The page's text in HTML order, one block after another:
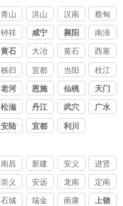
青山 洪山 汉南 蔡甸
钟祥 咸宁 襄阳 南漳
黄石 大冶
黄石
港
西塞
山
秭归 宜都 当阳 枝江
老河
口
恩施 仙桃 天门
松滋
丹江
口
武穴 广水
安陆 宜都 利川
南昌 新建 安义 进贤
崇义 安远 龙南 定南
石城 瑞金 南康 上饶